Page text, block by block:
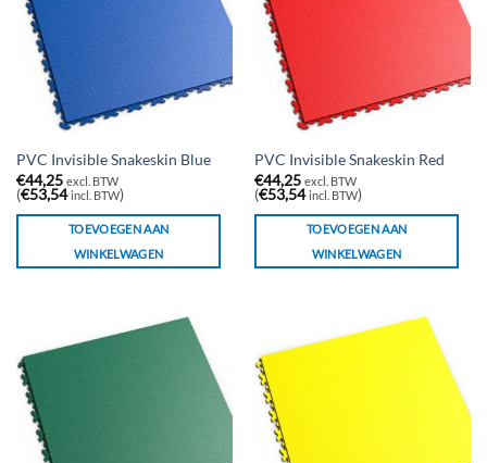
PVC Invisible Snakeskin Blue
€44,25 excl. BTW
(€53,54 incl. BTW)
TOEVOEGEN AAN
WINKELWAGEN
PVC Invisible Snakeskin Red
€44,25 excl. BTW
(€53,54 incl. BTW)
TOEVOEGEN AAN
WINKELWAGEN